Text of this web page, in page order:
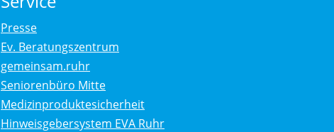
Presse
Ev. Beratungszentrum
gemeinsam.ruhr
Seniorenbüro Mitte
Medizinproduktesicherheit
Hinweisgebersystem EVA Ruhr